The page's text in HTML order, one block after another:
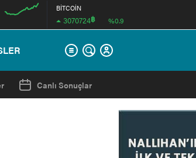
BİTCOİN
3070724฿ %0.9
Canlı Sonuçlar